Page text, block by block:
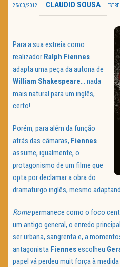
TRAILER DO DIA
Política de
25/03/2012 CLAUDIO SOUSA
Para a sua estreia como
realizador Ralph Fiennes
adapta uma peça da autoria de
William Shakespeare… nada
mais natural para um inglês,
certo!
Porém, para além da função
atrás das câmaras, Fiennes
assume, igualmente, o
protagonismo de um filme que
opta por declamar a obra do
dramaturgo inglês, mesmo
Romepermanece como o foco
um antigo general, o enredo
ser urbana, sangrenta e, a
antagonista Fiennesescolheu
papel vá perdeu muit força à